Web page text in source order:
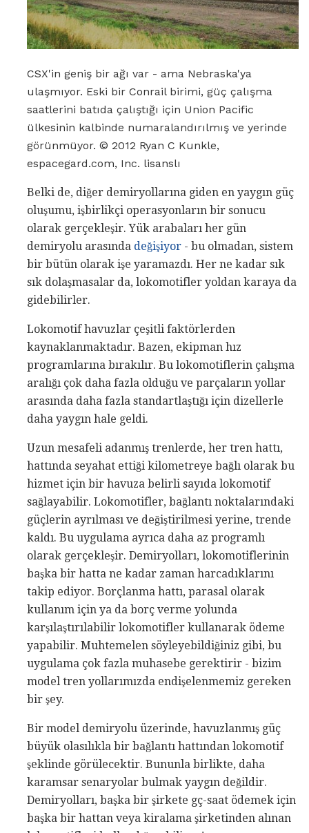
CSX'in geniş bir ağı var - ama Nebraska'ya
ulaşmıyor. Eski bir Conrail birimi, güç çalışma
saatlerini batıda çalıştığı için Union Pacific
ülkesinin kalbinde numaralandırılmış ve yerinde
görünmüyor. © 2012 Ryan C Kunkle,
espacegard.com, Inc. lisanslı
Belki de, diğer demiryollarına giden en yaygın güç
oluşumu, işbirlikçi operasyonların bir sonucu
olarak gerçekleşir. Yük arabaları her gün
demiryolu arasında değişiyor - bu olmadan, sistem
bir bütün olarak işe yaramazdı. Her ne kadar sık ​​
sık dolaşmasalar da, lokomotifler yoldan karaya da
gidebilirler.
Lokomotif havuzlar çeşitli faktörlerden
kaynaklanmaktadır. Bazen, ekipman hız
programlarına bırakılır. Bu lokomotiflerin çalışma
aralığı çok daha fazla olduğu ve parçaların yollar
arasında daha fazla standartlaştığı için dizellerle
daha yaygın hale geldi.
Uzun mesafeli adanmış trenlerde, her tren hattı,
hattında seyahat ettiği kilometreye bağlı olarak bu
hizmet için bir havuza belirli sayıda lokomotif
sağlayabilir. Lokomotifler, bağlantı noktalarındaki
güçlerin ayrılması ve değiştirilmesi yerine, trende
kaldı. Bu uygulama ayrıca daha az programlı
olarak gerçekleşir. Demiryolları, lokomotiflerinin
başka bir hatta ne kadar zaman harcadıklarını
takip ediyor. Borçlanma hattı, parasal olarak
kullanım için ya da borç verme yolunda
karşılaştırılabilir lokomotifler kullanarak ödeme
yapabilir. Muhtemelen söyleyebildiğiniz gibi, bu
uygulama çok fazla muhasebe gerektirir - bizim
model tren yollarımızda endişelenmemiz gereken
bir şey.
Bir model demiryolu üzerinde, havuzlanmış güç
büyük olasılıkla bir bağlantı hattından lokomotif
şeklinde görülecektir. Bununla birlikte, daha
karamsar senaryolar bulmak yaygın değildir.
Demiryolları, başka bir şirkete gç-saat ödemek için
başka bir hattan veya kiralama şirketinden alınan